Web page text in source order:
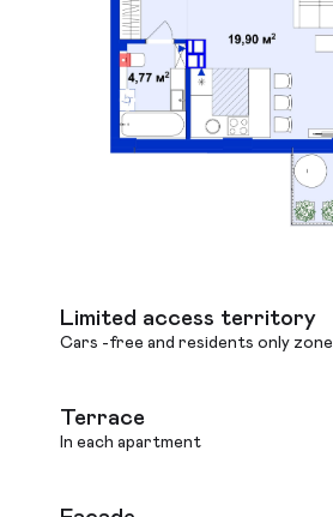
Limited access territory
Cars -free and residents only zone
Terrace
In each apartment